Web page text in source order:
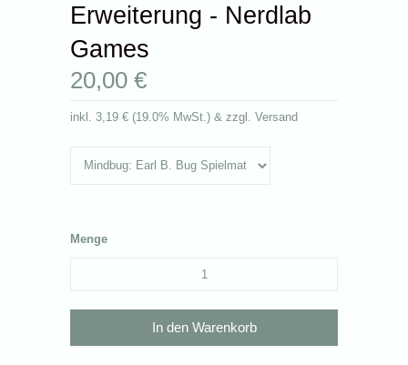
Erweiterung - Nerdlab
Games
20,00 €
inkl.3,19 € (19.0% MwSt.) & zzgl. Versand
Menge